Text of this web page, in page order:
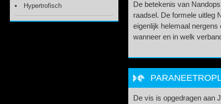
De betekenis van
raadsel. De formele uitleg
eigenlijk helemaal
wanneer en in welk
De vis is opgedragen aan
Hypertrofisch